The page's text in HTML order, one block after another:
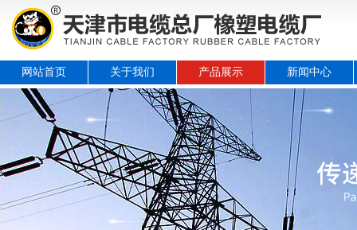
网站首页 关于我们 产品展示 新闻中心